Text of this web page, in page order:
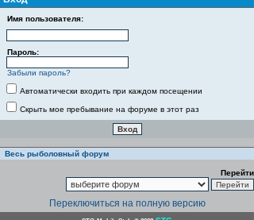
Имя пользователя:
Пароль:
Забыли пароль?
Автоматически входить при каждом посещении
Скрыть мое пребывание на форуме в этот раз
Весь рыболовный форум
Перейти
Переключиться на полную версию